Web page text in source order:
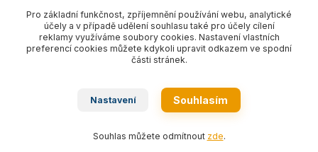
Kompletní specifikace
Lanový 2-závěs s háky s pojistkou pr. 14 mm/délka L dle
výběru, nosnost 3000/2120 kg (0-45°/45-60°). Provedení dle
Zboží zařazeno v kategoriích
Pro základní funkčnost, zpříjemnění používání webu, analytické
účely a v případě udělení souhlasu také pro účely cílení
reklamy využíváme soubory cookies. Nastavení vlastních
preferencí cookies můžete kdykoli upravit odkazem ve spodní
části stránek.
Nastavení Souhlasím
Souhlas můžete odmítnout zde.